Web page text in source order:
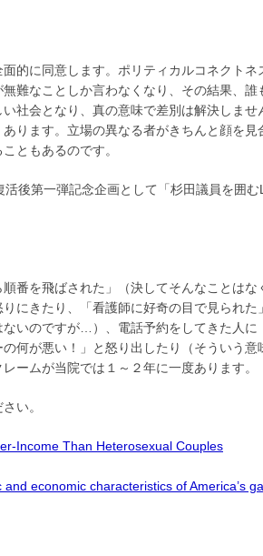
的に同意します。ポリティカルコネクトネ
難なことしか言わなくなり、その結果、誰
社会となり、真の意味で差別は解決しませ
ります。立場の異なる者がきちんと顔を見
ともあるのです。
後第一弾記念企画として「杉田議員を囲む
番を飛ばされた」（決してそんなことはな
にきたり、「看護師に好奇の目で見られた
いのですが…）、電話予約をしてきた人に
何が悪い！」と怒り出したり（そういう意
ームが当院では１～２年に一度あります。
い。
Income Than Heterosexual Couples
economic characteristics of America’s